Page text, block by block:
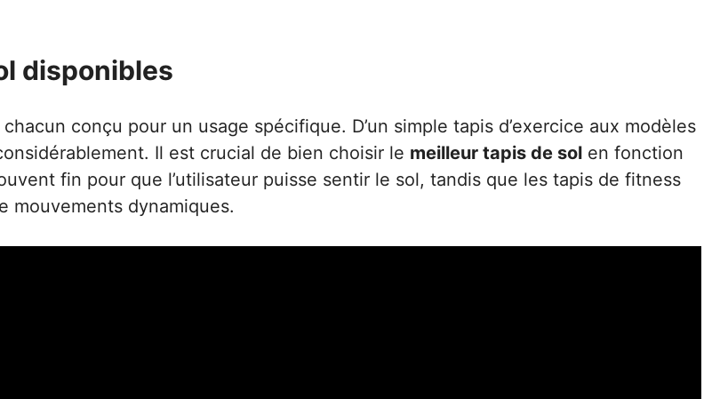
disponibles
conçu pour un usage spécifique. D’un simple tapis d’exercice aux modèles
Il est crucial de bien choisir le meilleur tapis de sol en fonction
fin pour que l’utilisateur puisse sentir le sol, tandis que les tapis de fitness
mouvements dynamiques.